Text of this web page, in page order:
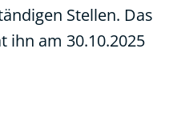
Stellen. Das
ihn am 30.10.2025